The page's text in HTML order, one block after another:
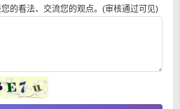
的看法、交流您的观点。(审核通过可见)